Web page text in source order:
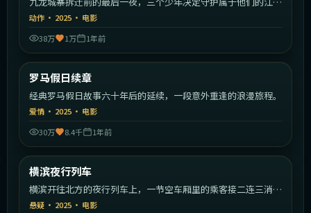
湖。
动作 · 2025 · 电影
38万
1万 1年前
最新
罗马假日续章
经典罗马假日故事六十年后的延续，一段意外重逢的浪漫旅程。
爱情 · 2025 · 电影
30万
8.4千 1年前
最新
横滨夜行列车
横滨开往北方的夜行列车上，一节空车厢里的乘客接二连三消
失。
悬疑 · 2025 · 电影